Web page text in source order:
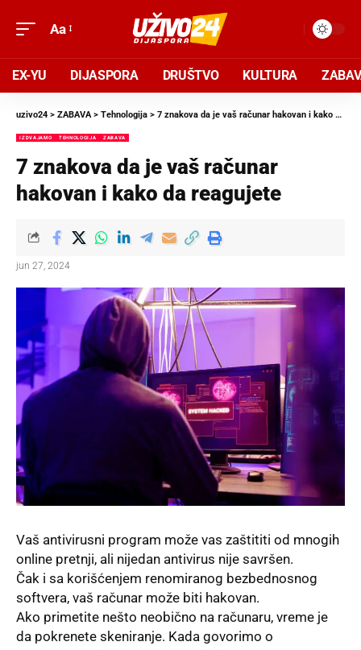
Aa
EX-YU DIJASPORA DRUŠTVO KULTURA
uzivo24 > ZABAVA> Tehnologija > 7 znakova da je vaš računar hakovan i kako da reagujete
IZDVAJAMO TEHNOLOGIJA ZABAVA
7 znakova da je vaš računar
hakovan i kako da reagujete
jun 27, 2024
Vaš antivirusni program može vas zaštititi od mnogih
online pretnji, ali nijedan antivirus nije savršen.
Čak i sa korišćenjem renomiranog bezbednosnog
softvera, vaš računar može biti hakovan.
Ako primetite nešto neobično na računaru, vreme je
da pokrenete skeniranje. Kada govorimo o